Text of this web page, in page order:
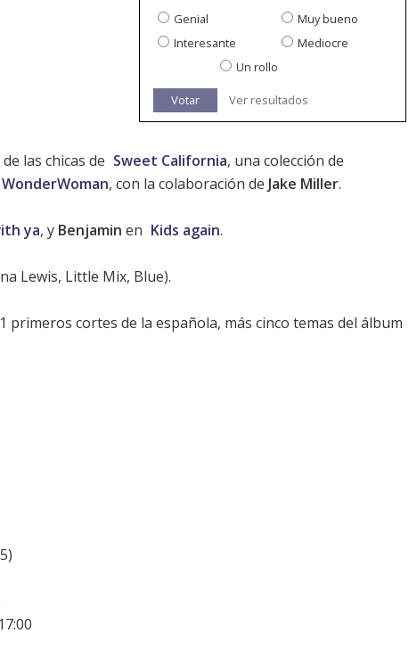
Genial
Muy bueno
Interesante
Mediocre
Un rollo
Votar Ver resultados
las chicas de Sweet California, una colección de
WonderWoman, con la colaboración de Jake Miller.
ya, y Benjamin en Kids again.
Lewis, Little Mix, Blue).
primeros cortes de la española, más cinco temas del álbum